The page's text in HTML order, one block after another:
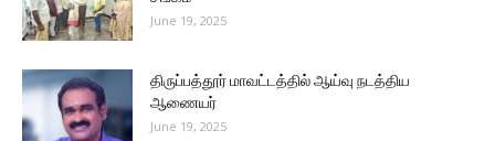
June 19, 2025
திருப்பத்தூர் மாவட்டத்தில் ஆய்வு நடத்திய
ஆணையர்
June 19, 2025